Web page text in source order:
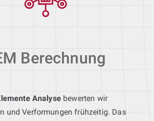
Berechnung
Analysebewerten wir
und Verformungen frühzeitig. Das